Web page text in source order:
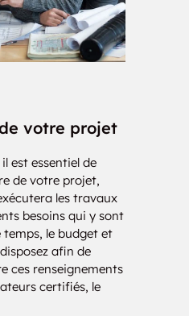
votre projet
est essentiel de
de votre projet,
les travaux
besoins qui y sont
temps, le budget et
afin de
ces renseignements
certifiés, le